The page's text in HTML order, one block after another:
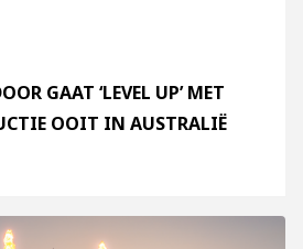
GAAT ‘LEVEL UP’ MET
OOIT IN AUSTRALIË